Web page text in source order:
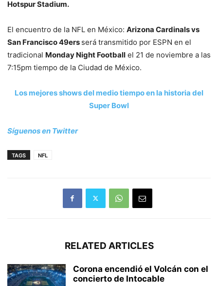
Hotspur Stadium.
El encuentro de la NFL en México: Arizona Cardinals vs
San Francisco 49ers será transmitido por ESPN en el
tradicional Monday Night Football el 21 de noviembre a las
7:15pm tiempo de la Ciudad de México.
Los mejores shows del medio tiempo en la historia del
Super Bowl
Síguenos en Twitter
TAGS NFL
RELATED ARTICLES
Corona encendió el Volcán con el
concierto de Intocable